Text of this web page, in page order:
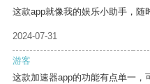
这款app就像我的娱乐小助手，随
2024-07-31
游客
这款加速器app的功能有点单一，